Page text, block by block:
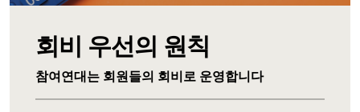
회비 우선의 원칙
참여연대는 회원들의 회비로 운영합니다